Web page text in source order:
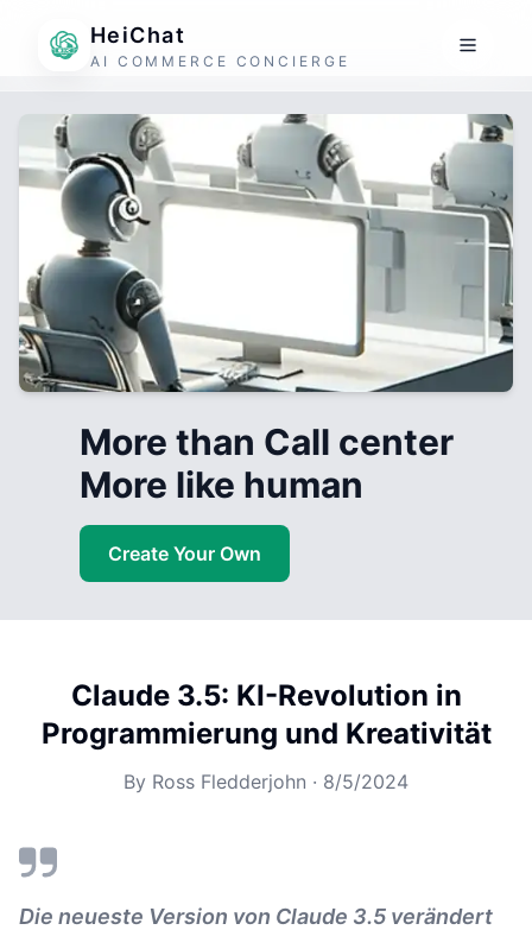
HeiChat
AI COMMERCE CONCIERGE
More than Call center
More like human
Create Your Own
Claude 3.5: KI-Revolution in
Programmierung und Kreativität
By Ross Fledderjohn · 8/5/2024
Die neueste Version von Claude 3.5 verändert